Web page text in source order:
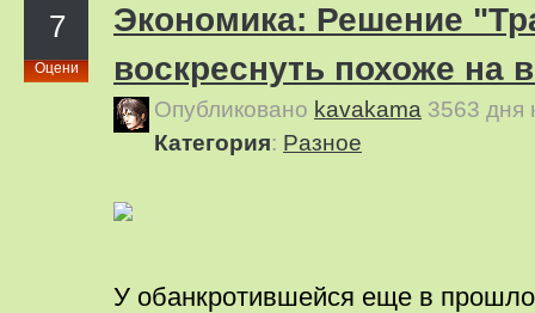
7
Оцени
Экономика: Решение
воскреснуть похоже на
Опубликовано kavakama 3563 дня
Категория: Pазное
У обанкротившейся еще в